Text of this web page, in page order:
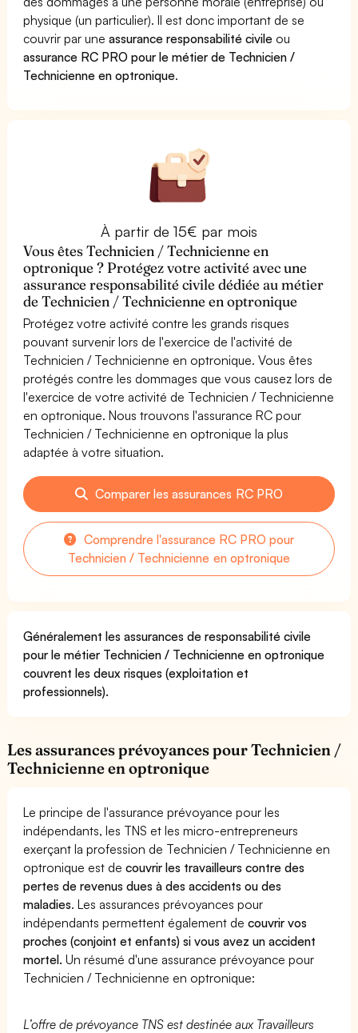
physique (un particulier). Il est donc important de se
couvrir par uneassurance responsabilité civile ou
assurance RC PRO pour le métier de Technicien /
Technicienne en optronique.
À partir de 15€ par mois
Vous êtes Technicien / Technicienne en
optronique ? Protégez votre activité avec une
assurance responsabilité civile dédiée au métier
de Technicien / Technicienne en optronique
Protégez votre activité contre les grands risques
pouvant survenir lors de l'exercice de l'activité de
Technicien / Technicienne en optronique. Vous êtes
protégés contre les dommages que vous causez lors de
l'exercice de votre activité de Technicien / Technicienne
en optronique. Nous trouvons l'assurance RC pour
Technicien / Technicienne en optronique la plus
adaptée à votre situation.
Comparer les assurances RC PRO
Comprendre l'assurance RC PRO pour
Technicien / Technicienne en optronique
Généralement les assurances de responsabilité civile
pour le métier Technicien / Technicienne en optronique
couvrent les deux risques (exploitation et
professionnels).
Les assurances prévoyances pour Technicien /
Technicienne en optronique
Le principe de l'assurance prévoyance pour les
indépendants, les TNS et les micro-entrepreneurs
exerçant la profession de Technicien / Technicienne en
optronique est decouvrir les travailleurs contre des
pertes de revenus dues à des accidents ou des
maladies. Les assurances prévoyances pour
indépendants permettent également decouvrir vos
proches (conjoint et enfants) si vous avez un accident
mortel. Un résumé d'une assurance prévoyance pour
Technicien / Technicienne en optronique:
L’offre de prévoyance TNS est destinée aux Travailleurs